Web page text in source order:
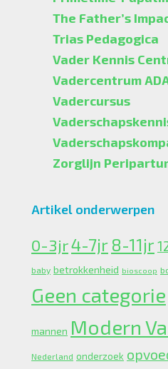
The Father’s
Trias Pedagogica
Vader Kennis
Vadercentrum
Vadercursus
Zorglijn
Artikel onderwerpen
0-3jr4-7jr 8-11jr
baby betrokkenheid bioscoop
Geen categorie
mannen Modern
Nederland onderzoek